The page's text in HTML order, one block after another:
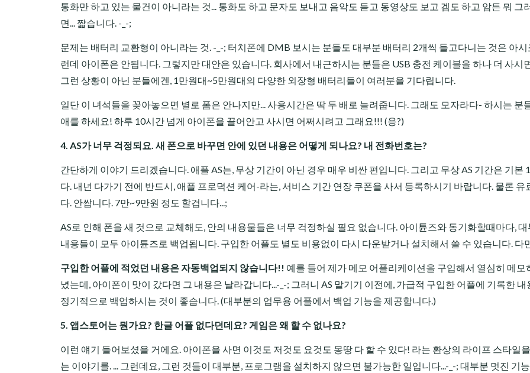
통화만 하고 있는 물건이 아니라는 것... 통화도 하고 문자도 보내고 음악도 듣고 동영상도 보고 겜도 하고 암튼 뭐 그
면... 짧습니다. -_-;
문제는 배터리 교환형이 아니라는 것. -_-; 터치폰에 DMB 보시는 분들도 대부분 배터리 2개씩 들고다니는 것은 아시
런데 아이폰은 안됩니다. 그렇지만 대안은 있습니다. 회사에서 내근하시는 분들은 USB 충전 케이블을 하나 더 사시
그런 상황이 아닌 분들에겐, 1만원대~5만원대의 다양한 외장형 배터리들이 여러분을 기다립니다.
일단 이 녀석들을 꽂아놓으면 별로 폼은 안나지만... 사용시간은 딱 두 배로 늘려줍니다. 그래도 모자라다- 하시는 분
애를 하세요! 하루 10시간 넘게 아이폰을 끌어안고 사시면 어쩌시려고 그래요!!! (응?)
4. AS가 너무 걱정되요. 새 폰으로 바꾸면 안에 있던 내용은 어떻게 되나요? 내 전화번호는?
간단하게 이야기 드리겠습니다. 애플 AS는, 무상 기간이 아닌 경우 매우 비싼 편입니다. 그리고 무상 AS 기간은 기본
다. 내년 다가기 전에 반드시, 애플 프로덕션 케어-라는, 서비스 기간 연장 쿠폰을 사서 등록하시기 바랍니다. 물론 유
다. 안쌉니다. 7만~9만원 정도 할겁니다...;
AS로 인해 폰을 새 것으로 교체해도, 안의 내용물들은 너무 걱정하실 필요 없습니다. 아이튠즈와 동기화할때마다, 대
내용들이 모두 아이튠즈로 백업됩니다. 구입한 어플도 별도 비용없이 다시 다운받거나 설치해서 쓸 수 있습니다. 다
구입한 어플에 적었던 내용은 자동백업되지 않습니다!! 예를 들어 제가 메모 어플리케이션을 구입해서 열심히 메모
녔는데, 아이폰이 맛이 갔다면 그 내용은 날라갑니다...-_-; 그러니 AS 맡기기 이전에, 가급적 구입한 어플에 기록한 내
정기적으로 백업하시는 것이 좋습니다. (대부분의 업무용 어플에서 백업 기능을 제공합니다.)
5. 앱스토어는 뭔가요? 한글 어플 없다던데요? 게임은 왜 할 수 없나요?
이런 얘기 들어보셨을 거에요. 아이폰을 사면 이것도 저것도 요것도 몽땅 다 할 수 있다! 라는 환상의 라이프 스타일
는 이야기를. ... 그런데요, 그런 것들이 대부분, 프로그램을 설치하지 않으면 불가능한 일입니다...-_-; 대부분 멋진 기